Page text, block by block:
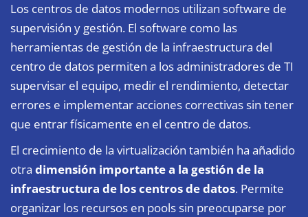
Los centros de datos modernos utilizan software de
supervisión y gestión. El software como las
herramientas de gestión de la infraestructura del
centro de datos permiten a los administradores de TI
supervisar el equipo, medir el rendimiento, detectar
errores e implementar acciones correctivas sin tener
que entrar físicamente en el centro de datos.
El crecimiento de la virtualización también ha añadido
otra dimensión importante a la gestión de la
infraestructura de los centros de datos. Permite
organizar los recursos en pools sin preocuparse por